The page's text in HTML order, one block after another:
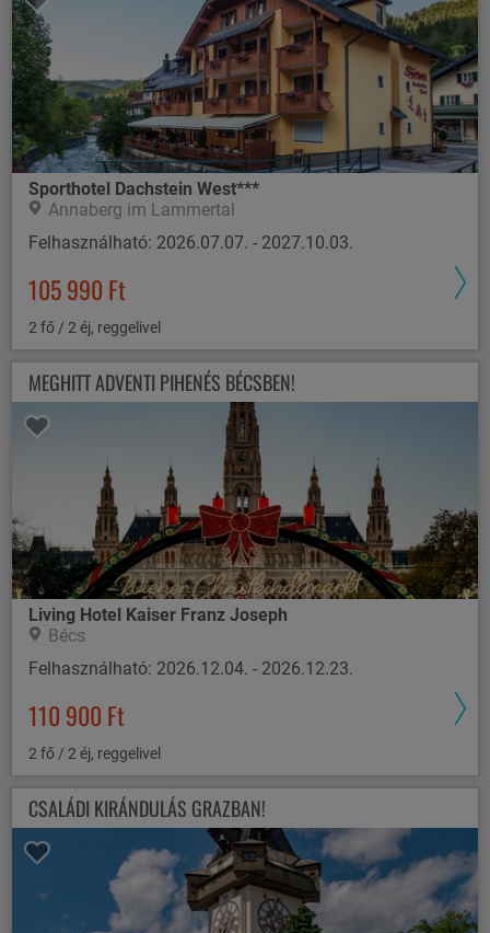
Sporthotel Dachstein West***
Annaberg im Lammertal
Felhasználható: 2026.07.07. - 2027.10.03.
105 990 Ft
2 fő / 2 éj, reggelivel
MEGHITT ADVENTI PIHENÉS BÉCSBEN!
Living Hotel Kaiser Franz Joseph
Bécs
Felhasználható: 2026.12.04. - 2026.12.23.
110 900 Ft
2 fő / 2 éj, reggelivel
CSALÁDI KIRÁNDULÁS GRAZBAN!